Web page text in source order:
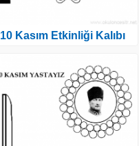
10 Kasım Etkinliği Kalıbı